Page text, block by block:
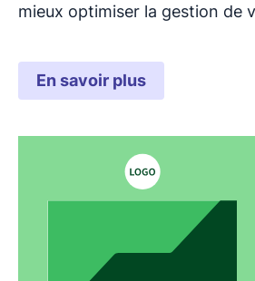
mieux optimiser la gestion de
En savoir plus